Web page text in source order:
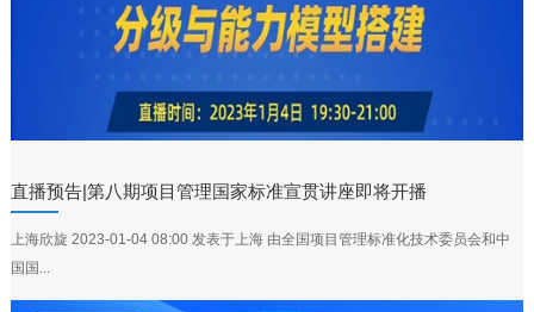
直播预告|第八期项目管理国家标准宣贯讲座即将开播
上海欣旋 2023-01-04 08:00 发表于上海 由全国项目管理标准化技术委员会和中
国国...